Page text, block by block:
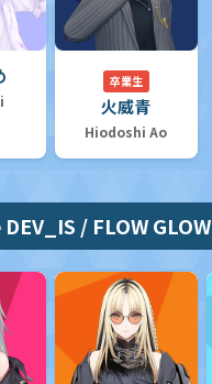
卒業生
火威青
Hiodoshi Ao
/ FLOW GLOW